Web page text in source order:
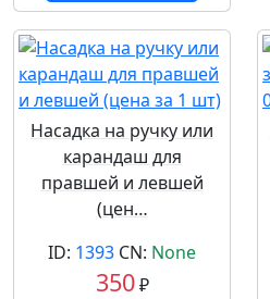
Насадка на ручку или
карандаш для
правшей и левшей
(цен…
ID: 1393 CN: None
350₽